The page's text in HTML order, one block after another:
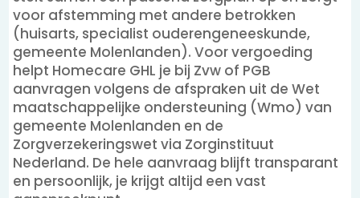
voor afstemming met andere betrokken
(huisarts, specialist ouderengeneeskunde,
gemeente Molenlanden). Voor vergoeding
helpt Homecare GHL je bij Zvw of PGB
aanvragen volgens de afspraken uit de Wet
maatschappelijke ondersteuning (Wmo) van
gemeente Molenlanden en de
Zorgverzekeringswet via Zorginstituut
Nederland. De hele aanvraag blijft transparant
en persoonlijk, je krijgt altijd een vast